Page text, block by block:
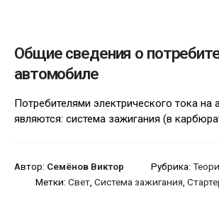
Общие сведения о
автомобиле
Потребителями электрического тока на
являются: система зажигания (в
Автор: Семёнов Виктор Рубрика:
Метки: Свет Система зажигания